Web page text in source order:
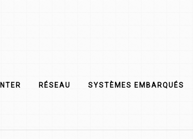
RÉSEAU SYSTÈMES EMBARQUÉS